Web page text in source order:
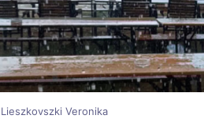
Veronika